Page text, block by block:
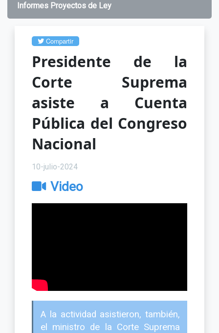
Informes Proyectos de Ley
Compartir
Presidente de la
Corte Suprema
asiste a Cuenta
Pública del Congreso
Nacional
10-julio-2024
Video
A la actividad asistieron, también,
el ministro de la Corte Suprema